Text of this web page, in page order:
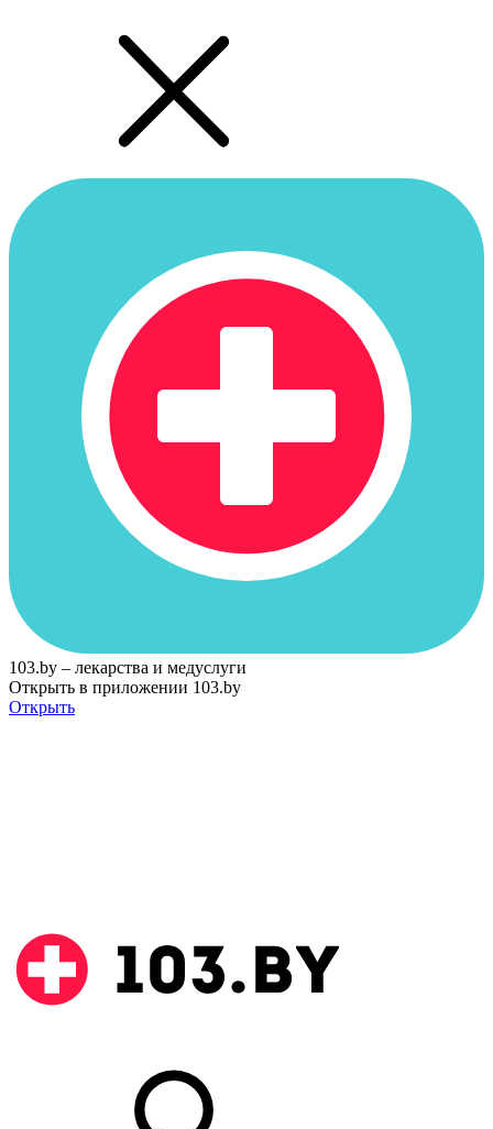
103.by – лекарства и медуслуги
Открыть в приложении 103.by
Открыть